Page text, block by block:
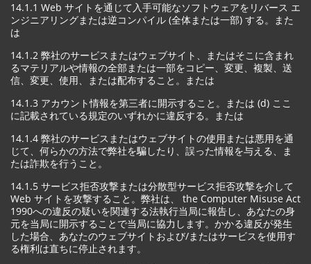
14.1.1 Web サイトを通じて入手可能なソフトウェアをリバース エ
ンジニアリングまたは逆コンパイル (全体または一部) する。また
は
14.1.2 弊社のサービスまたはウェブサイト、またはそこに含まれ
るマテリアルや情報の全部または一部をコピー、変更、複製、送
信、変更、使用、または配布すること。または
14.1.3 アカウント情報を第三者に開示すること。または (d) ここ
に記載されている規定のいずれかに違反する。または
14.1.4 弊社のサービスまたはウェブサイトの使用または悪用を通
じて、何らかの方法で弊社を騙したり、誤った情報を与える、ま
たは詐欺を行うこと。
14.1.5 サービス拒否攻撃または分散型サービス拒否攻撃を介して
Web サイトを攻撃すること。弊社は、 the Computer Misuse Act
1990への違反の疑いを関連する法執行当局に報告し、あなたの身
元を当局に開示することで当局に協力します。かかる違反が発生
した場合、あなたのウェブサイトおよび/またはサービスを使用す
る権利は直ちに停止されます。